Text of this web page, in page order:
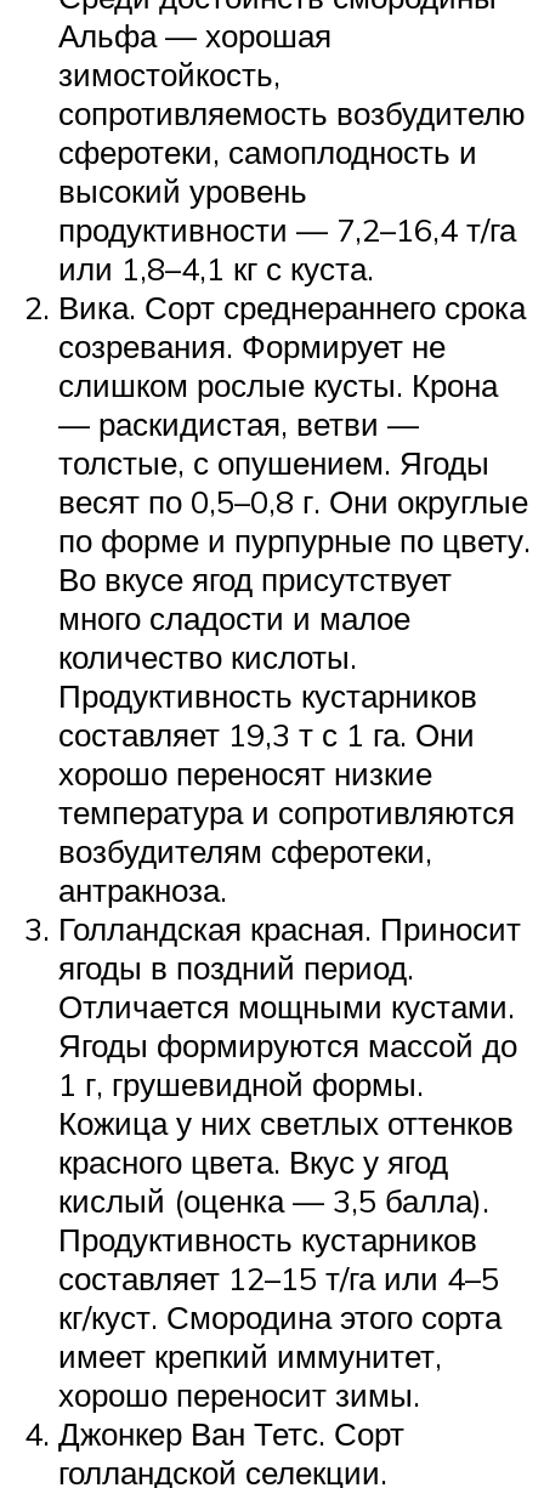
Альфа — хорошая
зимостойкость,
сопротивляемость возбудителю
сферотеки, самоплодность и
высокий уровень
продуктивности — 7,2–16,4 т/га
или 1,8–4,1 кг с куста.
Вика. Сорт среднераннего срока
созревания. Формирует не
слишком рослые кусты. Крона
— раскидистая, ветви —
толстые, с опушением. Ягоды
весят по 0,5–0,8 г. Они округлые
по форме и пурпурные по цвету.
Во вкусе ягод присутствует
много сладости и малое
количество кислоты.
Продуктивность кустарников
составляет 19,3 т с 1 га. Они
хорошо переносят низкие
температура и сопротивляются
возбудителям сферотеки,
антракноза.
Голландская красная. Приносит
ягоды в поздний период.
Отличается мощными кустами.
Ягоды формируются массой до
1 г, грушевидной формы.
Кожица у них светлых оттенков
красного цвета. Вкус у ягод
кислый (оценка — 3,5 балла).
Продуктивность кустарников
составляет 12–15 т/га или 4–5
кг/куст. Смородина этого сорта
имеет крепкий иммунитет,
хорошо переносит зимы.
Джонкер Ван Тетс. Сорт
голландской селекции.